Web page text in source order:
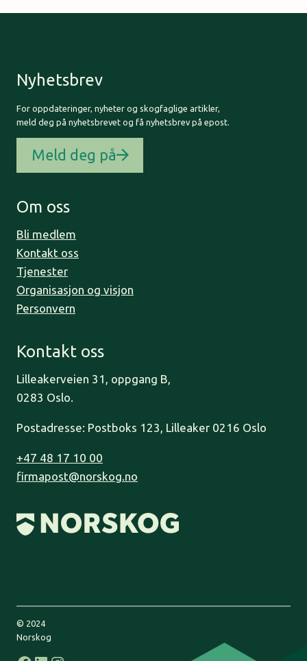
Nyhetsbrev
For oppdateringer, nyheter og skogfaglige artikler,
meld deg på nyhetsbrevet og få nyhetsbrev på epost.
Meld deg på
Om oss
Bli medlem
Kontakt oss
Tjenester
Organisasjon og visjon
Personvern
Kontakt oss
Lilleakerveien 31, oppgang B,
0283 Oslo.
Postadresse: Postboks 123, Lilleaker 0216 Oslo
+47 48 17 10 00
firmapost@norskog.no
© 2024
Norskog